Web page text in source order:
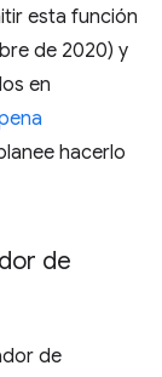
esta función
de 2020) y
en
hacerlo
de
de